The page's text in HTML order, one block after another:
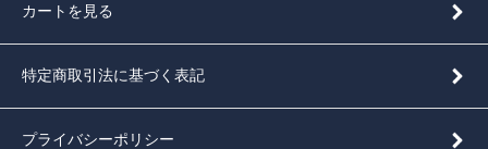
カートを見る
特定商取引法に基づく表記
プライバシーポリシー